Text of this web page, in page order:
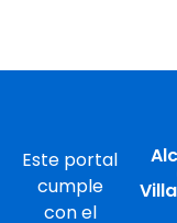
Este portal
cumple
con el